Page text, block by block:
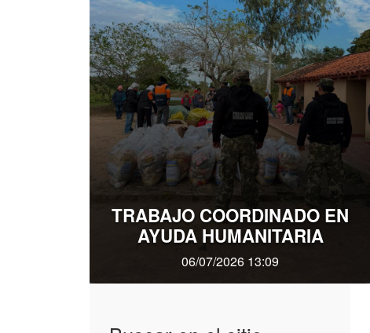
TRABAJO COORDINADO EN
AYUDA HUMANITARIA
06/07/2026 13:09